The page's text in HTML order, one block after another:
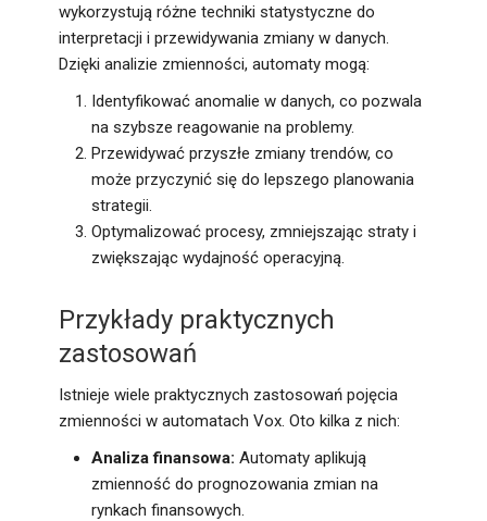
wykorzystują różne techniki statystyczne do
interpretacji i przewidywania zmiany w danych.
Dzięki analizie zmienności, automaty mogą:
Identyfikować anomalie w danych, co pozwala
na szybsze reagowanie na problemy.
Przewidywać przyszłe zmiany trendów, co
może przyczynić się do lepszego planowania
strategii.
Optymalizować procesy, zmniejszając straty i
zwiększając wydajność operacyjną.
Przykłady praktycznych
zastosowań
Istnieje wiele praktycznych zastosowań pojęcia
zmienności w automatach Vox. Oto kilka z nich:
Analiza finansowa: Automaty aplikują
zmienność do prognozowania zmian na
rynkach finansowych.